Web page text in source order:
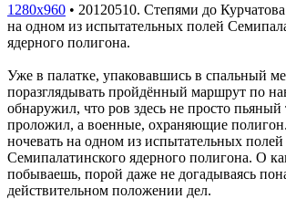
1280x960 • 20120510. Степями до
на одном из испытательных полей
ядерного полигона.
Уже в палатке, упаковавшись в спальный
поразглядывать пройдённый маршрут по
обнаружил, что ров здесь не просто пьяный
проложил, а военные, охраняющие
ночевать на одном из испытательных полей
Семипалатинского ядерного полигона. О
побываешь, порой даже не догадываясь
действительном положении дел.